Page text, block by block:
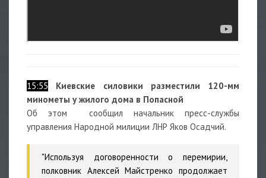
15:55 Киевские силовики разместили 120-мм
минометы у жилого дома в Попасной
Об этом сообщил начальник пресс-службы
управления Народной милиции ЛНР Яков Осадчий.
"Используя договоренности о перемирии,
полковник Алексей Майстренко продолжает